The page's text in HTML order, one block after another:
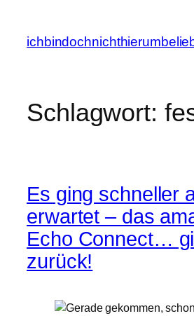
springen
Schlagwort:
Es ging schneller
erwartet – das
Echo Connect…
zurück!